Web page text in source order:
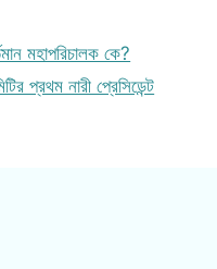
মহাপরিচালক কে?
প্রথম নারী প্রেসিডেন্ট